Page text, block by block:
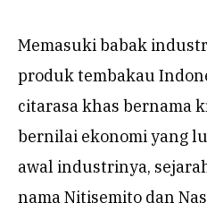
Memasuki babak
produk tembakau
citarasa khas bernama
bernilai ekonomi yang
awal industrinya,
nama Nitisemito dan